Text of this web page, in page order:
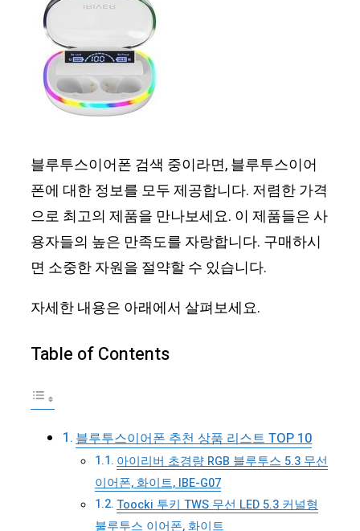
블루투스이어폰 검색 중이라면, 블루투스이어
폰에 대한 정보를 모두 제공합니다. 저렴한 가격
으로 최고의 제품을 만나보세요. 이 제품들은 사
용자들의 높은 만족도를 자랑합니다. 구매하시
면 소중한 자원을 절약할 수 있습니다.
자세한 내용은 아래에서 살펴보세요.
Table of Contents
블루투스이어폰 추천 상품 리스트 TOP 10
아이리버 초경량 RGB 블루투스 5.3 무선
이어폰, 화이트, IBE-G07
Toocki 투키 TWS 무선 LED 5.3 커널형
불루투스 이어폰, 화이트